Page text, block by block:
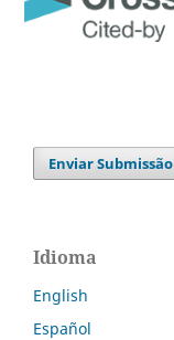
Enviar Submissão
Idioma
English
Español